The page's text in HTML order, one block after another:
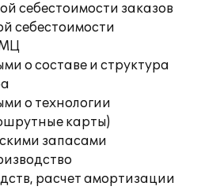
себестоимости заказов
себестоимости
о составе и структура
о технологии
карты)
запасами
расчет амортизации